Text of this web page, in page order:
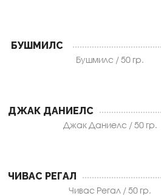
БУШМИЛС
Бушмилс / 50 гр.
ДЖАК ДАНИЕЛС
Джак Даниелс / 50 гр.
ЧИВАС РЕГАЛ
Чивас Регал / 50 гр.